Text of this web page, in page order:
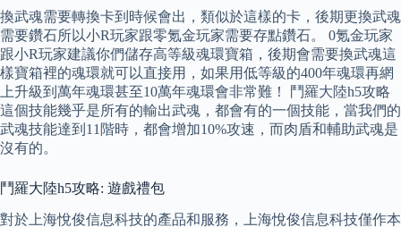
換武魂需要轉換卡到時候會出，類似於這樣的卡，後期更換武魂
需要鑽石所以小R玩家跟零氪金玩家需要存點鑽石。 0氪金玩家
跟小R玩家建議你們儲存高等級魂環寶箱，後期會需要換武魂這
樣寶箱裡的魂環就可以直接用，如果用低等級的400年魂環再網
上升級到萬年魂環甚至10萬年魂環會非常難！ 鬥羅大陸h5攻略
這個技能幾乎是所有的輸出武魂，都會有的一個技能，當我們的
武魂技能達到11階時，都會增加10%攻速，而肉盾和輔助武魂是
沒有的。
鬥羅大陸h5攻略: 遊戲禮包
對於上海悅俊信息科技的產品和服務，上海悅俊信息科技僅作本